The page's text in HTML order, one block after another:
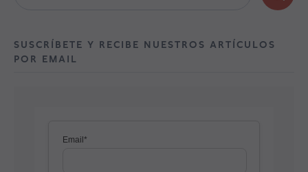
SUSCRÍBETE Y RECIBE NUESTROS ARTÍCULOS
POR EMAIL